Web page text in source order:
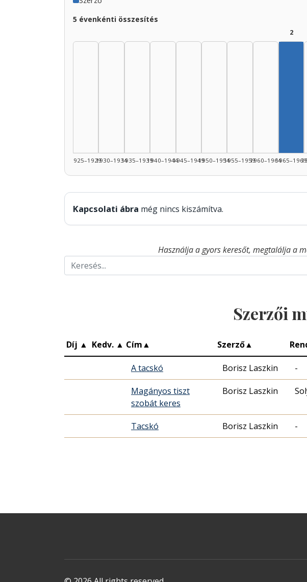
5 évenkénti összesítés
1925–19291930–19341935–19391940–19441945–19491950–19541955–19591960–1964
2
1965–1969
Kapcsolati ábra még nincs kiszámítva.
Használja a gyors keresőt, megtalálja a
Szerzői
Díj ▲ Kedv. ▲ Cím▲ Szerző▲
A tacskó Borisz Laszkin -
Magányos tiszt
szobát keres
Borisz Laszkin
Tacskó Borisz Laszkin -